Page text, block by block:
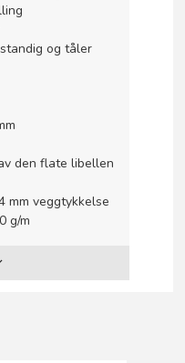
og tåler
den flate libellen
mm veggtykkelse
g/m